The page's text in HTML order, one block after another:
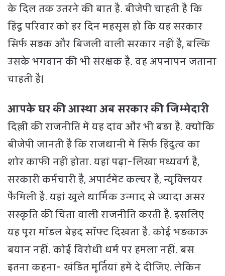
के द‍िल तक उतरने की बात है. बीजेपी चाहती है कि
हिंदू परिवार को हर दिन महसूस हो कि यह सरकार
सिर्फ सड़क और बिजली वाली सरकार नहीं है, बल्कि
उसके भगवान की भी संरक्षक है. वह अपनापन जताना
चाहती है।
आपके घर की आस्था अब सरकार की जिम्मेदारी
दिल्ली की राजनीति में यह दांव और भी बड़ा है. क्योंकि
बीजेपी जानती है कि राजधानी में सिर्फ हिंदुत्व का
शोर काफी नहीं होता. यहां पढ़ा-लिखा मध्यवर्ग है,
सरकारी कर्मचारी हैं, अपार्टमेंट कल्चर है, न्यूक्लियर
फैमिली है. यहां खुले धार्मिक उन्माद से ज्यादा असर
संस्कृति की चिंता वाली राजनीति करती है. इसलिए
यह पूरा मॉडल बेहद सॉफ्ट दिखता है. कोई भड़काऊ
बयान नहीं. कोई विरोधी धर्म पर हमला नहीं. बस
इतना कहना- खंडित मूर्तियां हमें दे दीजिए. लेकिन